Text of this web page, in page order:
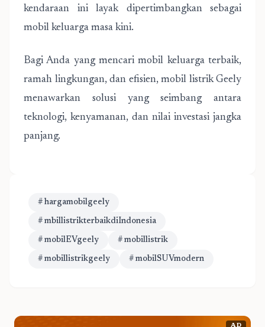
kendaraan ini layak dipertimbangkan sebagai
mobil keluarga masa kini.
Bagi Anda yang mencari mobil keluarga terbaik,
ramah lingkungan, dan efisien, mobil listrik Geely
menawarkan solusi yang seimbang antara
teknologi, kenyamanan, dan nilai investasi jangka
panjang.
# hargamobilgeely
# mbillistrikterbaikdiIndonesia
# mobilEVgeely # mobillistrik
# mobillistrikgeely # mobilSUVmodern
AD